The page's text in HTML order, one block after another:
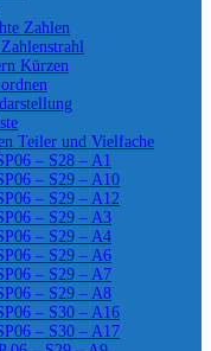
Zahlen
Kürzen
Teiler und Vielfache
– S28 – A1
– S29 – A10
– S29 – A12
– S29 – A3
– S29 – A4
– S29 – A6
– S29 – A7
– S29 – A8
– S30 – A16
– S30 – A17